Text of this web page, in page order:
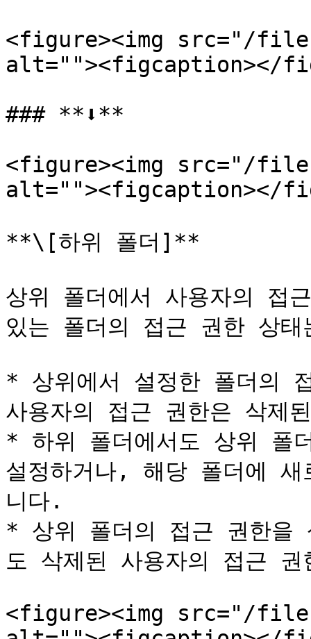
<figure><img src="/
alt=""><figcaption></
### **⬇️**
<figure><img src="/files/
alt=""><figcaption></
**\[하위 폴더]**
상위 폴더에서 사용자의 접
있는 폴더의 접근 권한 상
* 상위에서 설정한 폴더의
사용자의 접근 권한은 삭제
* 하위 폴더에서도 상위 폴
설정하거나, 해당 폴더에
니다.
* 상위 폴더의 접근 권한을
도 삭제된 사용자의 접근
<figure><img src="/